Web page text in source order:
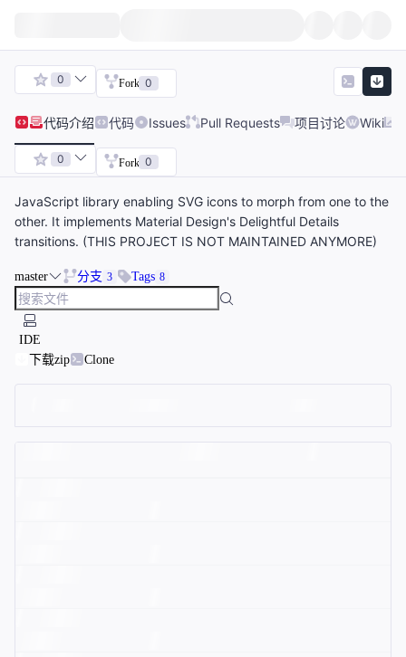
0 Fork 0
代码介绍 代码 Issues Pull Requests 项目讨论 Wiki
0 Fork 0
JavaScript library enabling SVG icons to morph from one to the
other. It implements Material Design's Delightful Details
transitions. (THIS PROJECT IS NOT MAINTAINED ANYMORE)
master 分支 3 Tags 8
IDE
下载zip
Clone